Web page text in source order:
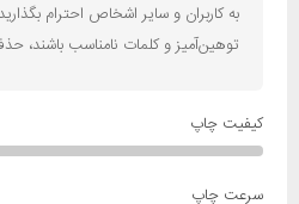
به کاربران و سایر اشخاص احترام
توهین‌آمیز و کلمات نامناسب باشند،
کیفیت چاپ
سرعت چاپ